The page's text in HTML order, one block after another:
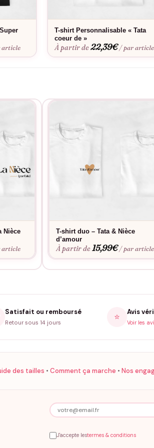
article
T-shirt Personnalisable « Tata
coeur de »
À partir de22,39€ / par article
Nièce
article
T-shirt duo – Tata & Nièce
d’amour
À partir de15,99€ / par article
Satisfait ou remboursé
Retour sous 14 jours
⭐ Avis
Voir les
des tailles • Comment ça marche • Nos
J'accepte lestermes & conditions